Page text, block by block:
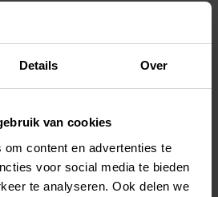
Details Over
van cookies
om content en advertenties te
voor social media te bieden
te analyseren. Ook delen we
kun je beter niet doen met een
stoffen in dit middel
pvc-reiniger of schoonmaakazijn.
vloer erg glad en laat doffe
Daar wordt je vloer dus niet